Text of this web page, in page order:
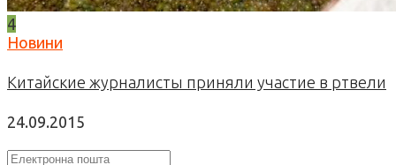
4
Новини
Китайские журналисты приняли участие в ртвели
24.09.2015